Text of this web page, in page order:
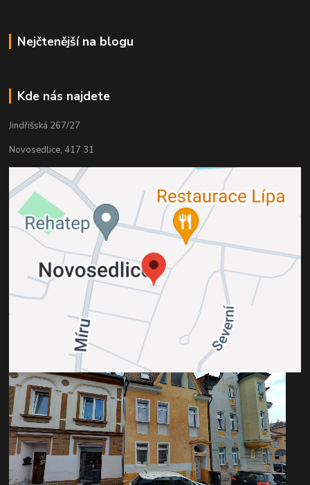
Nejčtenější na blogu
Kde nás najdete
Jindřišská 267/27
Novosedlice, 417 31